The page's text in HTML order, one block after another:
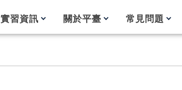
實習資訊 關於平臺 常見問題